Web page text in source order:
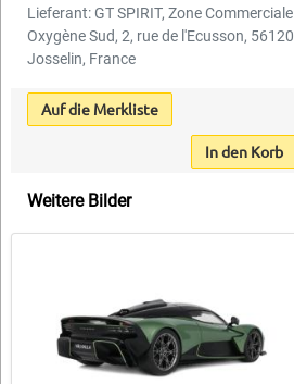
Lieferant: GT SPIRIT, Zone Commerciale
Oxygène Sud, 2, rue de l'Ecusson, 56120
Josselin, France
Auf die Merkliste
In den Korb
Weitere Bilder